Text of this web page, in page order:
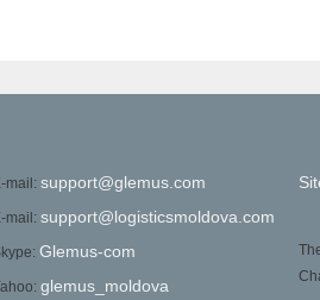
mail: support@glemus.com
mail: support@logisticsmoldova.com
Glemus-com
glemus_moldova